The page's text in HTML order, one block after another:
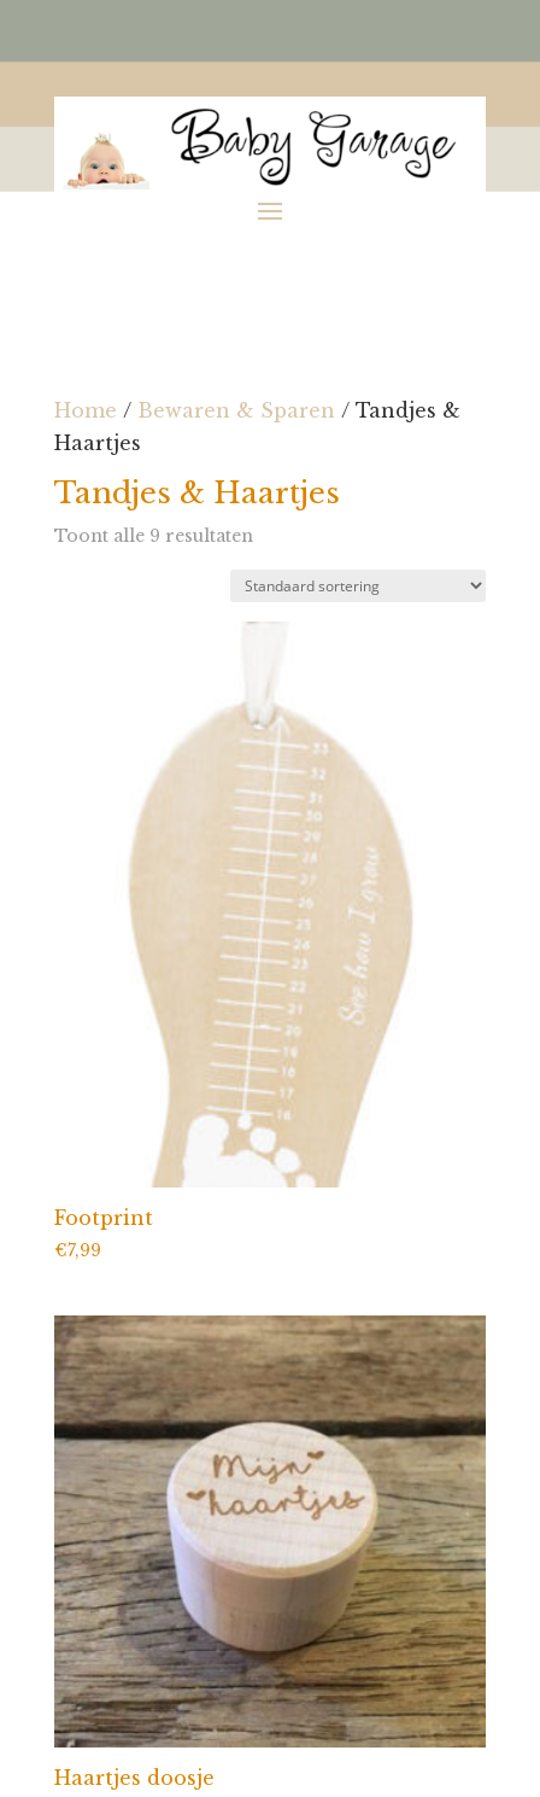
Home / Bewaren & Sparen / Tandjes &
Haartjes
Tandjes & Haartjes
Toont alle 9 resultaten
Footprint
€7,99
Haartjes doosje